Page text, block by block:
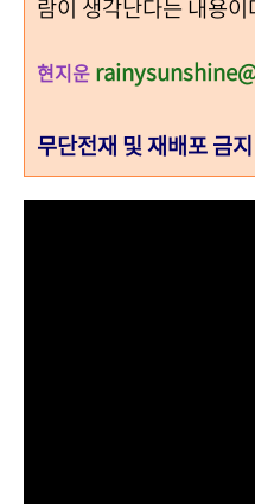
람이 생각난다는 내용이
현지운
무단전재 및 재배포 금지